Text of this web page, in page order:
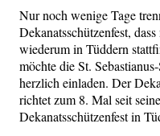
Nur noch wenige Tage
Dekanatsschützenfest,
wiederum in Tüddern
möchte die St.
herzlich einladen. Der
richtet zum 8. Mal seit
Dekanatsschützenfest in